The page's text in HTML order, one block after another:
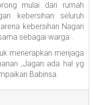
mulai dari rumah
kebersihan seluruh
kebersihan Nagari
sebagai warga .
menerapkan menjaga
,Jagan ada hal yg
Babinsa.